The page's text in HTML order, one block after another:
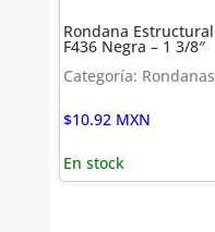
Rondana Estructural
F436 Negra – 1 3/8″
Categoría: Rondanas
$10.92 MXN
En stock